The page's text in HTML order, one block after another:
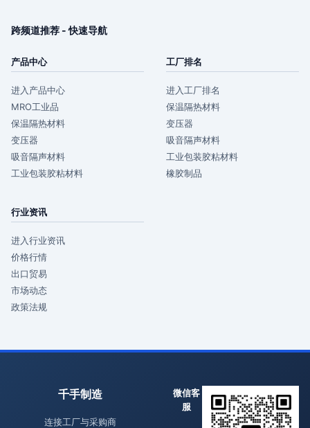
跨频道推荐 - 快速导航
产品中心
进入产品中心
MRO工业品
保温隔热材料
变压器
吸音隔声材料
工业包装胶粘材料
工厂排名
进入工厂排名
保温隔热材料
变压器
吸音隔声材料
工业包装胶粘材料
橡胶制品
行业资讯
进入行业资讯
价格行情
出口贸易
市场动态
政策法规
千手制造
连接工厂与采购商
微信客
服